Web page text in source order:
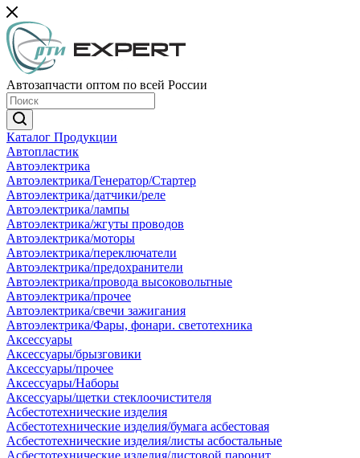
Автозапчасти оптом по всей России
Каталог Продукции
Автопластик
Автоэлектрика
Автоэлектрика/Генератор/Стартер
Автоэлектрика/датчики/реле
Автоэлектрика/лампы
Автоэлектрика/жгуты проводов
Автоэлектрика/моторы
Автоэлектрика/переключатели
Автоэлектрика/предохранители
Автоэлектрика/провода высоковольтные
Автоэлектрика/прочее
Автоэлектрика/свечи зажигания
Автоэлектрика/Фары, фонари. светотехника
Аксессуары
Аксессуары/брызговики
Аксессуары/прочее
Аксессуары/Наборы
Аксессуары/щетки стеклоочистителя
Асбестотехнические изделия
Асбестотехнические изделия/бумага асбестовая
Асбестотехнические изделия/листы асбостальные
Асбестотехнические изделия/листовой паронит